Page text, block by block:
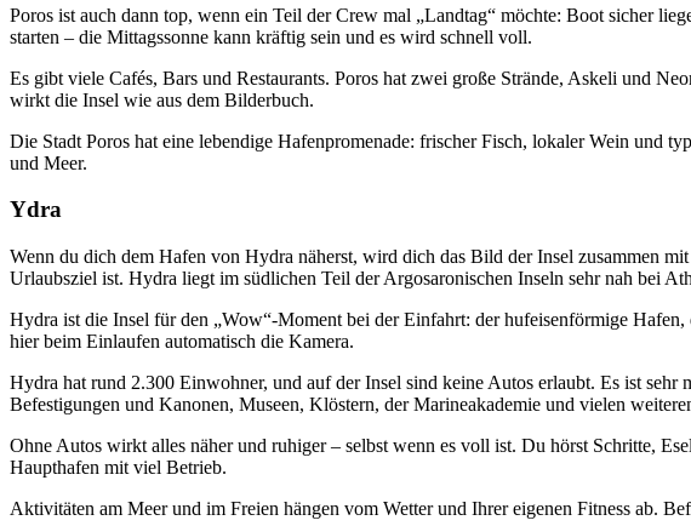
Poros ist auch dann top, wenn ein Teil der Crew mal „Landtag“ möchte: Boot sicher
starten – die Mittagssonne kann kräftig sein und es wird schnell voll.
Es gibt viele Cafés, Bars und Restaurants. Poros hat zwei große Strände, Askeli und
wirkt die Insel wie aus dem Bilderbuch.
Die Stadt Poros hat eine lebendige Hafenpromenade: frischer Fisch, lokaler Wein und
und Meer.
Ydra
Wenn du dich dem Hafen von Hydra näherst, wird dich das Bild der Insel zusammen
Urlaubsziel ist. Hydra liegt im südlichen Teil der Argosaronischen Inseln sehr nah bei
Hydra ist die Insel für den „Wow“-Moment bei der Einfahrt: der hufeisenförmige
hier beim Einlaufen automatisch die Kamera.
Hydra hat rund 2.300 Einwohner, und auf der Insel sind keine Autos erlaubt. Es ist
Befestigungen und Kanonen, Museen, Klöstern, der Marineakademie und vielen
Ohne Autos wirkt alles näher und ruhiger – selbst wenn es voll ist. Du hörst Schritte,
Haupthafen mit viel Betrieb.
Aktivitäten am Meer und im Freien hängen vom Wetter und Ihrer eigenen Fitness ab.